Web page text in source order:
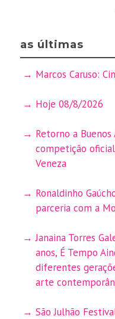
as últimas
Marcos Caruso:
Hoje 08/8/2026
Retorno a
competição
Veneza
Ronaldinho
parceria com a
Janaina Torres
anos, É Tempo
diferentes
arte
São Julhão